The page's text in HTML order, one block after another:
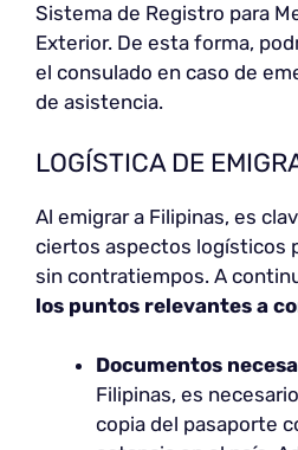
Sistema de Registro para
Exterior. De esta forma,
el consulado en caso de
de asistencia.
LOGÍSTICA DE
Al emigrar a Filipinas, es
ciertos aspectos logísticos
sin contratiempos. A
los puntos relevantes a
Documentos
Filipinas, es
copia del pasaporte